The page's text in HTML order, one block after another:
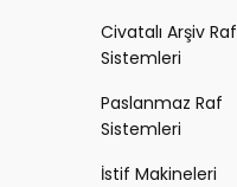
Civatalı Arşiv Raf
Sistemleri
Paslanmaz Raf
Sistemleri
İstif Makineleri